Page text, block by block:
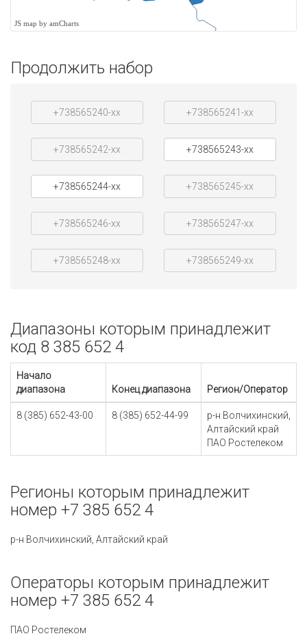
JS map by amCharts
Продолжить набор
+738565240-xx +738565241-xx
+738565242-xx +738565243-xx
+738565244-xx +738565245-xx
+738565246-xx +738565247-xx
+738565248-xx +738565249-xx
Диапазоны которым принадлежит
код 8 385 652 4
Начало
диапазона
Конец диапазона Регион/Оператор
8 (385) 652-43-00 8 (385) 652-44-99
р-н Волчихинский,
Алтайский край
ПАО Ростелеком
Регионы которым принадлежит
номер +7 385 652 4
р-н Волчихинский, Алтайский край
Операторы которым принадлежит
номер +7 385 652 4
ПАО Ростелеком